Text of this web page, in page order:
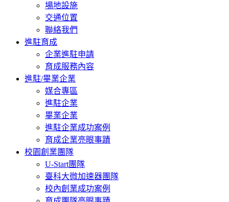
場地設施
交通位置
聯絡我們
進駐育成
企業進駐申請
育成服務內容
進駐/畢業企業
媒合專區
進駐企業
畢業企業
進駐企業成功案例
育成企業亮眼事蹟
校園創業團隊
U-Start團隊
臺科大微加速器團隊
校內創業成功案例